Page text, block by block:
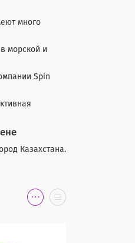
много
морской и
Spin
Казахстана.